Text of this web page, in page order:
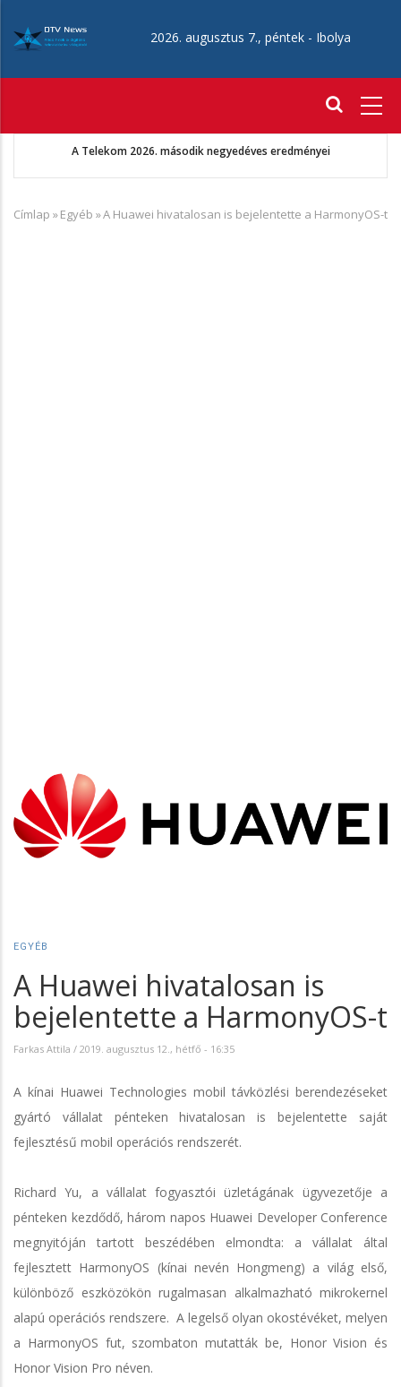
tartalomra
2026. augusztus 7., péntek - Ibolya
A Telekom 2026. második negyedéves eredményei
Morzsa
Címlap »Egyéb »A Huawei hivatalosan is bejelentette a HarmonyOS-t
EGYÉB
A Huawei hivatalosan is
bejelentette a HarmonyOS-t
Farkas Attila / 2019. augusztus 12., hétfő - 16:35
A kínai Huawei Technologies mobil távközlési berendezéseket
gyártó vállalat pénteken hivatalosan is bejelentette saját
fejlesztésű mobil operációs rendszerét.
Richard Yu, a vállalat fogyasztói üzletágának ügyvezetője a
pénteken kezdődő, három napos Huawei Developer Conference
megnyitóján tartott beszédében elmondta: a vállalat által
fejlesztett HarmonyOS (kínai nevén Hongmeng) a világ első,
különböző eszközökön rugalmasan alkalmazható mikrokernel
alapú operációs rendszere. A legelső olyan okostévéket, melyen
a HarmonyOS fut, szombaton mutatták be, Honor Vision és
Honor Vision Pro néven.